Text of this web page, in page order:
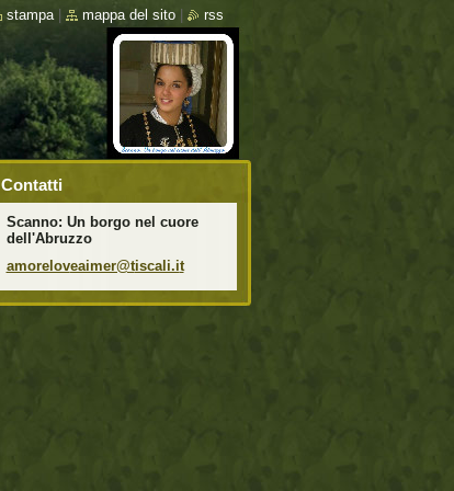
Contatti
Scanno: Un borgo nel cuore
dell'Abruzzo
amoreloveaimer@tiscali.it
stampa mappa del sito rss